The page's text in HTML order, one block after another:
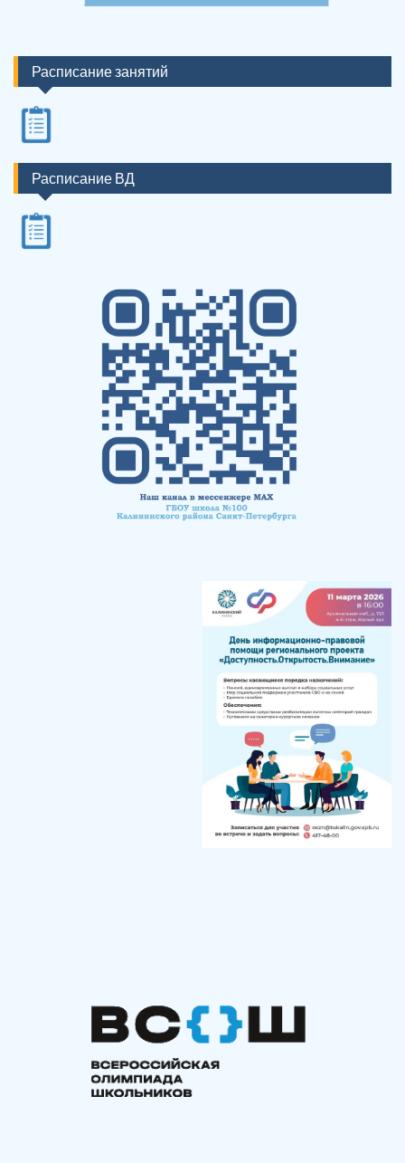
Расписание занятий
Расписание ВД